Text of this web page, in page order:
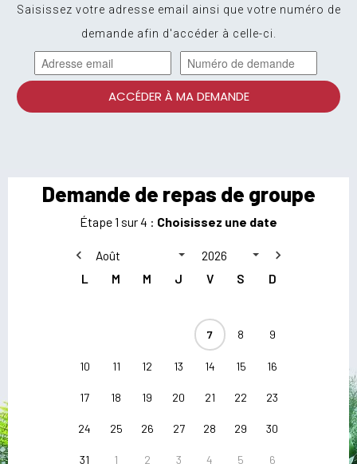
Saisissez votre adresse email ainsi que votre numéro de
demande afin d'accéder à celle-ci.
ACCÉDER À MA DEMANDE